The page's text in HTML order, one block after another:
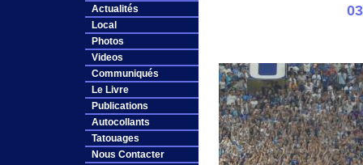
Actualités
Local
Photos
Videos
Communiqués
Le Livre
Publications
Autocollants
Tatouages
Nous Contacter